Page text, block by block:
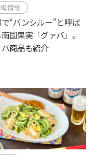
情報
“バンシルー”と呼ば
国果実「グァバ」。
商品も紹介